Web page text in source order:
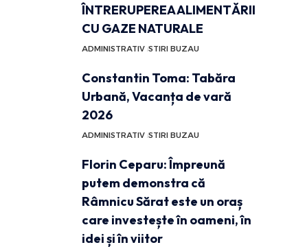
ÎNTRERUPEREA ALIMENTĂRII
CU GAZE NATURALE
ADMINISTRATIV STIRI BUZAU
Constantin Toma: Tabăra
Urbană, Vacanța de vară
2026
ADMINISTRATIV STIRI BUZAU
Florin Ceparu: Împreună
putem demonstra că
Râmnicu Sărat este un oraș
care investește în oameni, în
idei și în viitor